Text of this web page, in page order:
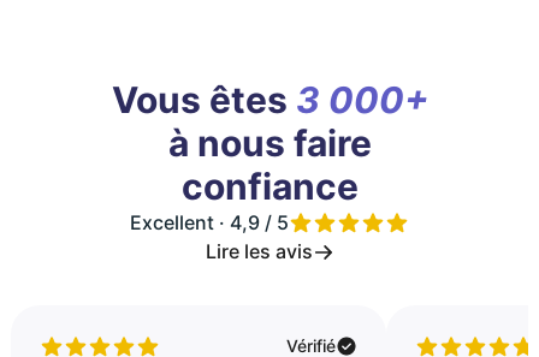
Vous êtes 3 000+
à nous faire
confiance
Excellent · 4,9 / 5
Lire les avis
Vérifié